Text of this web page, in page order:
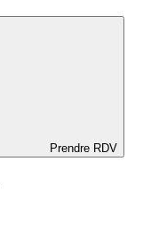
Prendre RDV